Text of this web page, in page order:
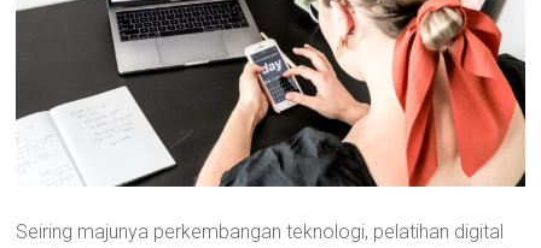
Seiring majunya perkembangan teknologi, pelatihan digital